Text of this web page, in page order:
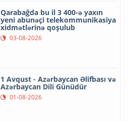
Qarabağda bu il 3 400-ə yaxın
yeni abunəçi telekommunikasiya
xidmətlərinə qoşulub
03-08-2026
1 Avqust - Azərbaycan Əlifbası və
Azərbaycan Dili Günüdür
01-08-2026